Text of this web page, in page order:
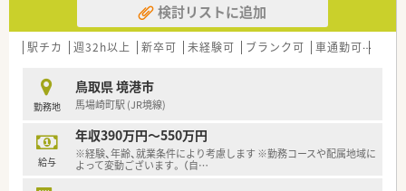
【職場環境と雰囲気】
■1日の処方箋枚数に対して薬剤師4名というゆとりある人員配
置がされており、落ち着いた雰囲気の中で業務に専念できます。
事を進める風通しの良い温かな人間関係が築かれています。
■薬剤師賠償責任保険への加入や従業員持株会、社員割引制度な
ど、安心して働ける充実したサポート体制が整っています。
検討リストに追加
駅チカ 週32h以上 新卒可 未経験可 ブランク可 車通勤可
勤務地
鳥取県 境港市
馬場崎町駅 (JR境線)
給与
年収390万円～550万円
※経験、年齢、就業条件により考慮します ※勤務コースや配属地域に
よって変動ございます。 （自…